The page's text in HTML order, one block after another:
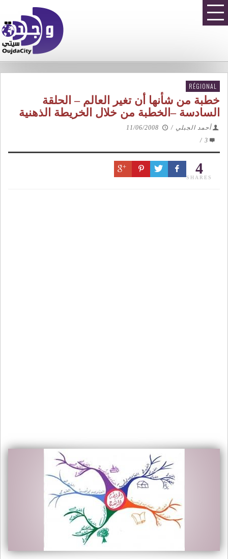
RÉGIONAL
خطبة من شأنها أن تغير العالم – الحلقة
السادسة –الخطبة من خلال الخريطة الذهنية
أحمد الجبلي /
11/06/2008
3
/
4
SHARES